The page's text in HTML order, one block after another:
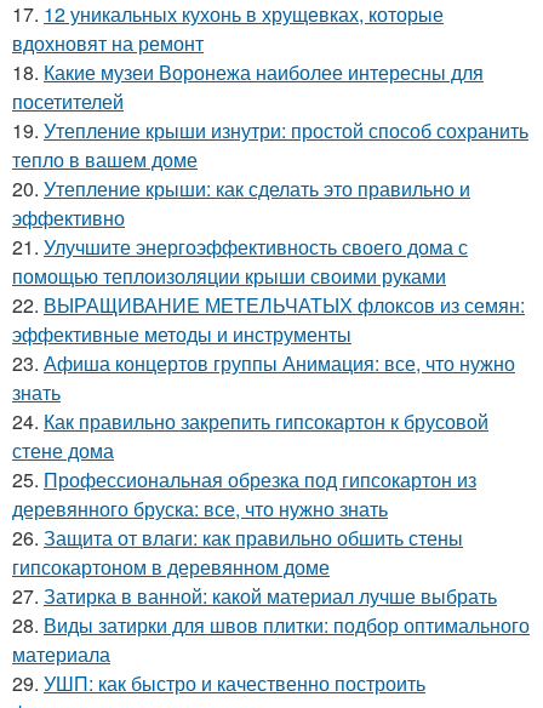
17. 12 уникальных кухонь в хрущевках, которые
вдохновят на ремонт
18. Какие музеи Воронежа наиболее интересны для
посетителей
19. Утепление крыши изнутри: простой способ сохранить
тепло в вашем доме
20. Утепление крыши: как сделать это правильно и
эффективно
21. Улучшите энергоэффективность своего дома с
помощью теплоизоляции крыши своими руками
22. ВЫРАЩИВАНИЕ МЕТЕЛЬЧАТЫХ флоксов из семян:
эффективные методы и инструменты
23. Афиша концертов группы Анимация: все, что нужно
знать
24. Как правильно закрепить гипсокартон к брусовой
стене дома
25. Профессиональная обрезка под гипсокартон из
деревянного бруска: все, что нужно знать
26. Защита от влаги: как правильно обшить стены
гипсокартоном в деревянном доме
27. Затирка в ванной: какой материал лучше выбрать
28. Виды затирки для швов плитки: подбор оптимального
материала
29. УШП: как быстро и качественно построить